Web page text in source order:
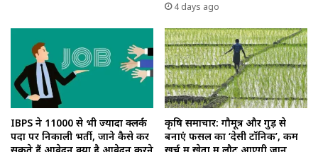
4 days ago
IBPS ने 11000 से भी ज्यादा क्लर्क
पदों पर निकाली भर्ती, जाने कैसे कर
सकते हैं आवेदन क्या है आवेदन करने
कृषि समाचार: गौमूत्र और गुड़ से
बनाएं फसल का ‘देसी टॉनिक’, कम
खर्च में खेतों में लौट आएगी जान